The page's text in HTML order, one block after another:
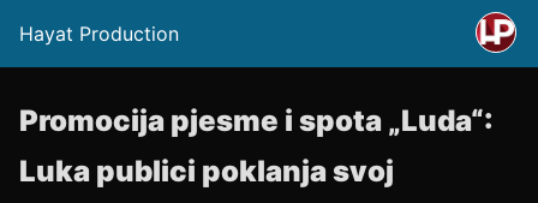
Hayat Production
Promocija pjesme i spota „Luda“:
Luka publici poklanja svoj